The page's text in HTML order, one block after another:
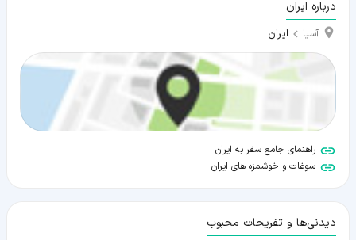
درباره ایران
آسیا ایران
راهنمای جامع سفر به ایران
سوغات و خوشمزه های ایران
دیدنی‌ها و تفریحات محبوب